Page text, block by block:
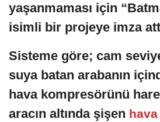
yaşanmaması için
isimli bir projeye imza
Sisteme göre; cam
suya batan arabanın
hava kompresörünü
aracın altında şişen hava